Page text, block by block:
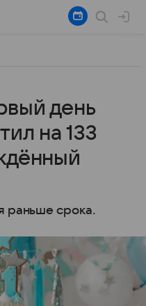
день
на 133
раньше срока.